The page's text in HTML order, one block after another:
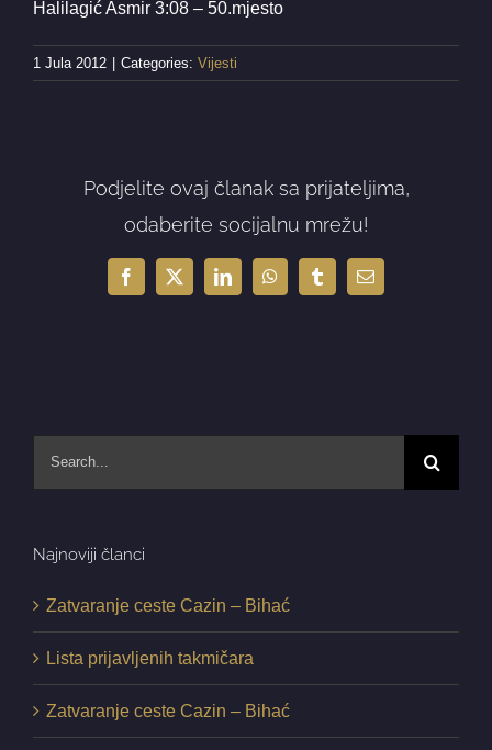
Halilagić Asmir 3:08 – 50.mjesto
1 Jula 2012 Categories: Vijesti
Podjelite ovaj članak sa prijateljima,
odaberite socijalnu mrežu!
Facebook
X LinkedInWhatsAppTumblrEmail
Najnoviji članci
Zatvaranje ceste Cazin – Bihać
Lista prijavljenih takmičara
Zatvaranje ceste Cazin – Bihać